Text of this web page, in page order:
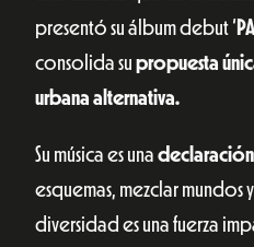
presentó su álbum debut ‘
consolida su propuesta
urbana alternativa.
Su música es una
esquemas, mezclar mundos
diversidad es una fuerza